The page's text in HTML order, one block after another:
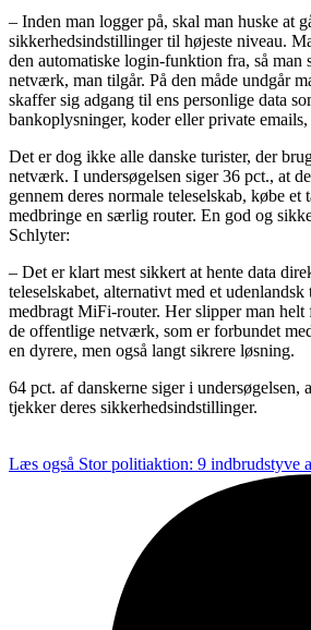
– Inden man logger på, skal man huske at
sikkerhedsindstillinger til højeste niveau.
den automatiske login-funktion fra, så man
netværk, man tilgår. På den måde undgår
skaffer sig adgang til ens personlige data
bankoplysninger, koder eller private
Det er dog ikke alle danske turister, der
netværk. I undersøgelsen siger 36 pct., at
gennem deres normale teleselskab, købe et
medbringe en særlig router. En god og
Schlyter:
– Det er klart mest sikkert at hente data
teleselskabet, alternativt med et
medbragt MiFi-router. Her slipper man helt
de offentlige netværk, som er forbundet
en dyrere, men også langt sikrere løsning.
64 pct. af danskerne siger i undersøgelsen,
tjekker deres sikkerhedsindstillinger.
Læs også Stor politiaktion: 9 indbrudstyve